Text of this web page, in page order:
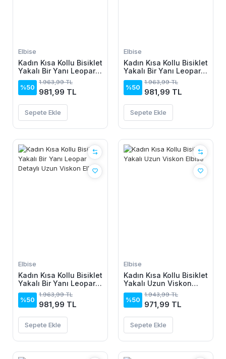
Elbise
Kadın Kısa Kollu Bisiklet
Yakalı Bir Yanı Leopar
Detaylı Uzun Viskon
Elbise
%50
1.963,99 TL
981,99 TL
Sepete Ekle
Elbise
Kadın Kısa Kollu Bisiklet
Yakalı Bir Yanı Leopar
Detaylı Uzun Viskon
Elbise
%50
1.963,99 TL
981,99 TL
Sepete Ekle
Elbise
Kadın Kısa Kollu Bisiklet
Yakalı Bir Yanı Leopar
Detaylı Uzun Viskon
Elbise
%50
1.963,99 TL
981,99 TL
Sepete Ekle
Elbise
Kadın Kısa Kollu Bisiklet
Yakalı Uzun Viskon
Elbise
%50
1.943,99 TL
971,99 TL
Sepete Ekle